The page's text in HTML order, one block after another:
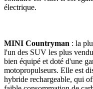
électrique.
MINI Countryman : la
l'un des SUV les plus
bien équipé et doté d'une
motopropulseurs. Elle est
hybride rechargeable, qui